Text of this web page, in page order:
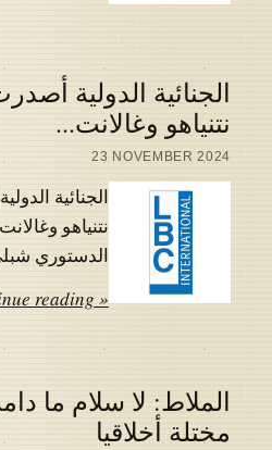
الجنائية الدولية
نتنياهو وغالانت...
23 NOVEMBER 2024
الجنائية
نتنياهو
الدستوري
reading »
الملاط: لا سلام ما
مختلة أخلاقيا